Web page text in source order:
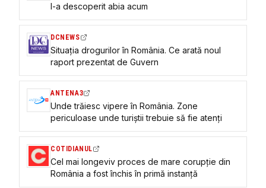
l-a descoperit abia acum
DCNEWS
Situația drogurilor în România. Ce arată noul
raport prezentat de Guvern
ANTENA3
Unde trăiesc vipere în România. Zone
periculoase unde turiștii trebuie să fie atenți
COTIDIANUL
Cel mai longeviv proces de mare corupție din
România a fost închis în primă instanță